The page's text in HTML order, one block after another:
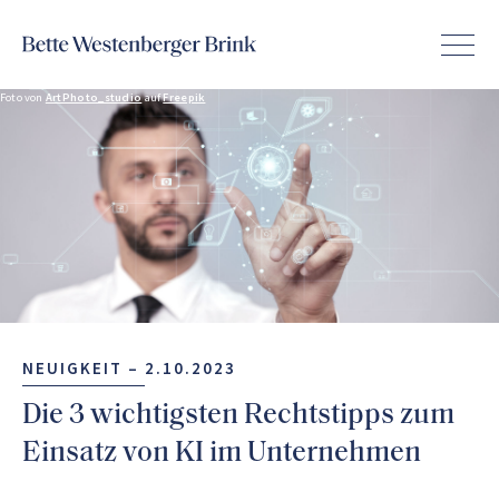
Foto von ArtPhoto_studioaufFreepik
NEUIGKEIT – 2.10.2023
Die 3 wichtigsten Rechtstipps zum
Einsatz von KI im Unternehmen